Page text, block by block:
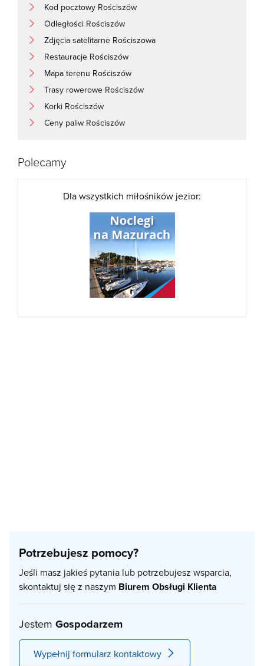
Kod pocztowy Rościszów
Odległości Rościszów
Zdjęcia satelitarne Rościszowa
Restauracje Rościszów
Mapa terenu Rościszów
Trasy rowerowe Rościszów
Korki Rościszów
Ceny paliw Rościszów
Polecamy
Dla wszystkich miłośników jezior:
Potrzebujesz pomocy?
Jeśli masz jakieś pytania lub potrzebujesz wsparcia,
skontaktuj się z naszym Biurem Obsługi Klienta
Jestem Gospodarzem
Wypełnij formularz kontaktowy